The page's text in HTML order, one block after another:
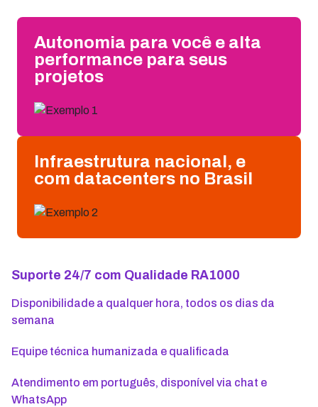
Autonomia para você e alta
performance para seus
projetos
Infraestrutura nacional, e
com datacenters no Brasil
Suporte 24/7 com Qualidade RA1000
Disponibilidade a qualquer hora, todos os dias da
semana
Equipe técnica humanizada e qualificada
Atendimento em português, disponível via chat e
WhatsApp